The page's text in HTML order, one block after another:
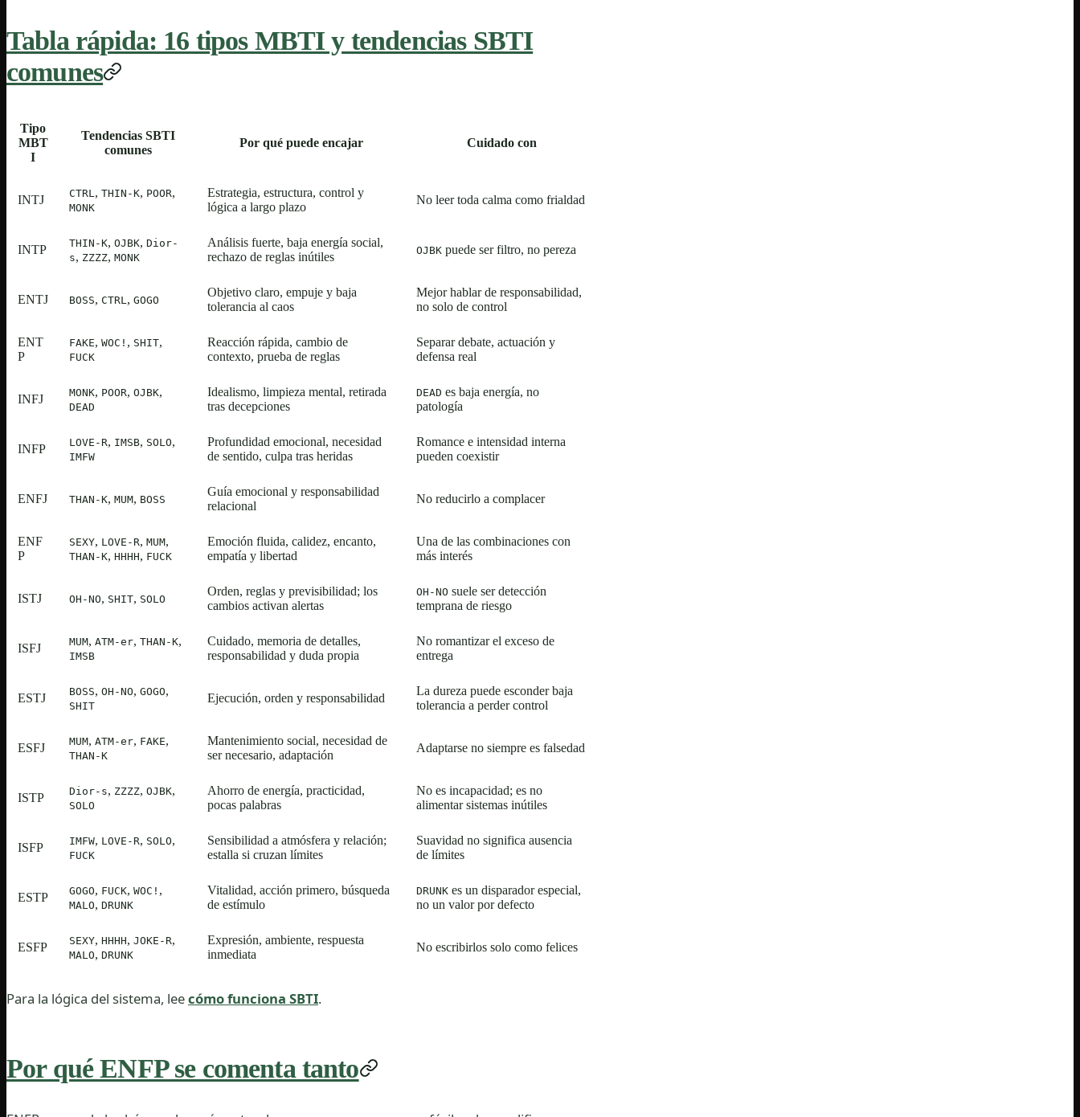
Tabla rápida: 16 tipos MBTI y tendencias SBTI
comunes
Tipo
MBT
I
Tendencias SBTI
comunes
Por qué puede encajar Cuidado con
INTJ CTRL , THIN-K, POOR,
MONK
Estrategia, estructura, control y
lógica a largo plazo
No leer toda calma como frialdad
INTP THIN-K, OJBK, Dior-
s, ZZZZ, MONK
Análisis fuerte, baja energía social,
rechazo de reglas inútiles
OJBK puede ser filtro, no pereza
ENTJ BOSS, CTRL , GOGO
Objetivo claro, empuje y baja
tolerancia al caos
Mejor hablar de responsabilidad,
no solo de control
ENT
P
FAKE, WOC! , SHIT,
FUCK
Reacción rápida, cambio de
contexto, prueba de reglas
Separar debate, actuación y
defensa real
INFJ MONK, POOR, OJBK,
DEAD
Idealismo, limpieza mental, retirada
tras decepciones
DEAD es baja energía, no
patología
INFP LOVE-R, IMSB, SOLO,
IMFW
Profundidad emocional, necesidad
de sentido, culpa tras heridas
Romance e intensidad interna
pueden coexistir
ENFJ THAN-K, MUM, BOSS
Guía emocional y responsabilidad
relacional
No reducirlo a complacer
ENF
P
SEXY, LOVE-R, MUM,
THAN-K, HHHH, FUCK
Emoción fluida, calidez, encanto,
empatía y libertad
Una de las combinaciones con
más interés
ISTJ OH-NO, SHIT, SOLO
Orden, reglas y previsibilidad; los
cambios activan alertas
OH-NO suele ser detección
temprana de riesgo
ISFJ MUM, ATM-er, THAN-K,
IMSB
Cuidado, memoria de detalles,
responsabilidad y duda propia
No romantizar el exceso de
entrega
ESTJ BOSS, OH-NO, GOGO,
SHIT
Ejecución, orden y responsabilidad
La dureza puede esconder baja
tolerancia a perder control
ESFJ MUM, ATM-er, FAKE,
THAN-K
Mantenimiento social, necesidad de
ser necesario, adaptación
Adaptarse no siempre es falsedad
ISTP Dior-s, ZZZZ, OJBK,
SOLO
Ahorro de energía, practicidad,
pocas palabras
No es incapacidad; es no
alimentar sistemas inútiles
ISFP IMFW, LOVE-R, SOLO,
FUCK
Sensibilidad a atmósfera y relación;
estalla si cruzan límites
Suavidad no significa ausencia
de límites
ESTP GOGO, FUCK, WOC! ,
MALO, DRUNK
Vitalidad, acción primero, búsqueda
de estímulo
DRUNK es un disparador especial,
no un valor por defecto
ESFP SEXY, HHHH, JOKE-R,
MALO, DRUNK
Expresión, ambiente, respuesta
inmediata
No escribirlos solo como felices
Para la lógica del sistema, leecómo funciona SBTI.
Por qué ENFP se comenta tanto